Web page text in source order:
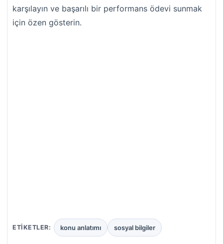
karşılayın ve başarılı bir performans ödevi sunmak
için özen gösterin.
ETIKETLER: konu anlatımı sosyal bilgiler